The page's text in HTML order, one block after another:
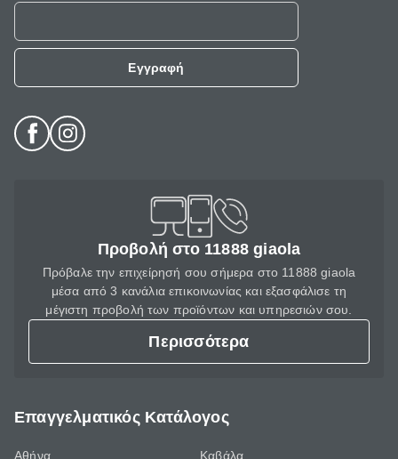
Εγγραφή
Προβολή στο 11888 giaola
Πρόβαλε την επιχείρησή σου σήμερα στο 11888 giaola
μέσα από 3 κανάλια επικοινωνίας και εξασφάλισε τη
μέγιστη προβολή των προϊόντων και υπηρεσιών σου.
Περισσότερα
Επαγγελματικός Κατάλογος
Αθήνα
Καβάλα